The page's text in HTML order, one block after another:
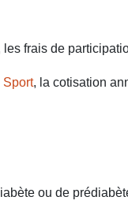
les frais de
Sport, la cotisation
ou de